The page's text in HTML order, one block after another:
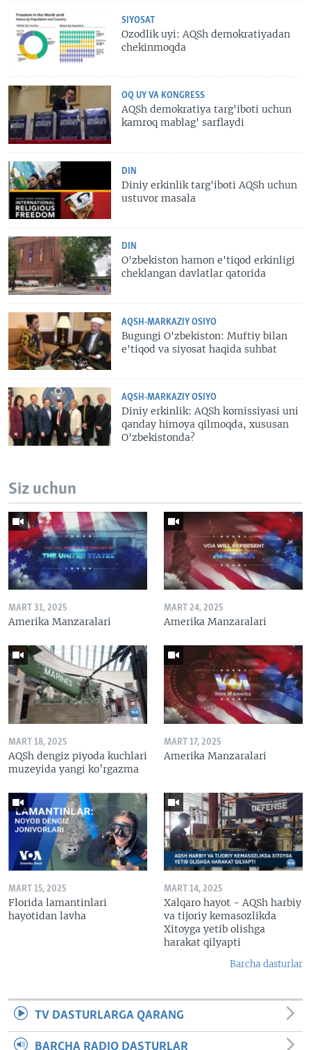
SIYOSAT
Ozodlik uyi: AQSh demokratiyadan
chekinmoqda
OQ UY VA KONGRESS
AQSh demokratiya targ'iboti uchun
kamroq mablag' sarflaydi
DIN
Diniy erkinlik targ'iboti AQSh uchun
ustuvor masala
DIN
O'zbekiston hamon e'tiqod erkinligi
cheklangan davlatlar qatorida
AQSH-MARKAZIY OSIYO
Bugungi O'zbekiston: Muftiy bilan
e'tiqod va siyosat haqida suhbat
AQSH-MARKAZIY OSIYO
Diniy erkinlik: AQSh komissiyasi uni
qanday himoya qilmoqda, xususan
O'zbekistonda?
Siz uchun
MART 31, 2025
Amerika Manzaralari
MART 24, 2025
Amerika Manzaralari
MART 18, 2025
AQSh dengiz piyoda kuchlari
muzeyida yangi ko’rgazma
MART 17, 2025
Amerika Manzaralari
MART 15, 2025
Florida lamantinlari
hayotidan lavha
MART 14, 2025
Xalqaro hayot - AQSh harbiy
va tijoriy kemasozlikda
Xitoyga yetib olishga
harakat qilyapti
Barcha dasturlar
TV DASTURLARGA QARANG
BARCHA RADIO DASTURLAR